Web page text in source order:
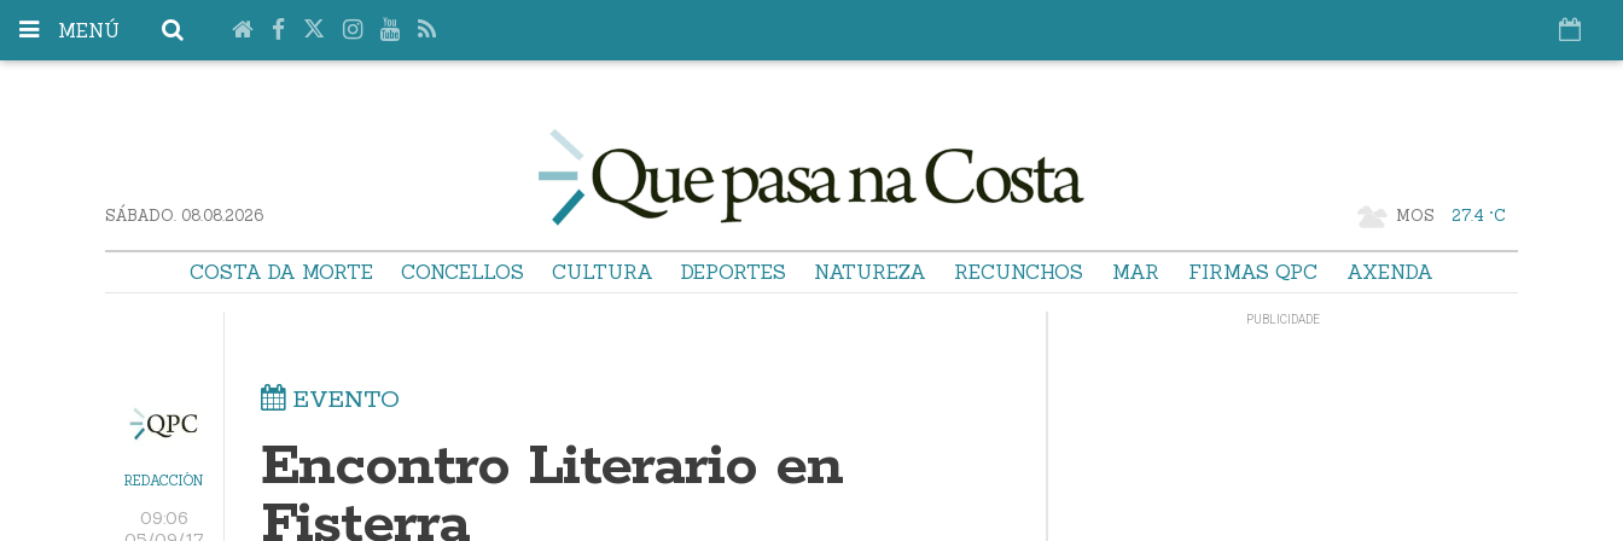
MENÚ
SÁBADO. 08.08.2026 MOS 27.4 °C
COSTA DA MORTE CONCELLOS CULTURA DEPORTES NATUREZA RECUNCHOS MAR FIRMAS QPC AXENDA
REDACCIÓN
09:06
EVENTO
Encontro Literario en
Fisterra